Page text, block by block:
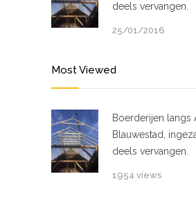
deels vervangen.
25/01/2016
Most Viewed
Boerderijen langs
Blauwestad,
deels vervangen.
1954 views